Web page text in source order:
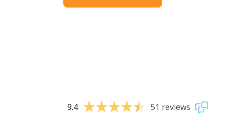
9.4 51 reviews